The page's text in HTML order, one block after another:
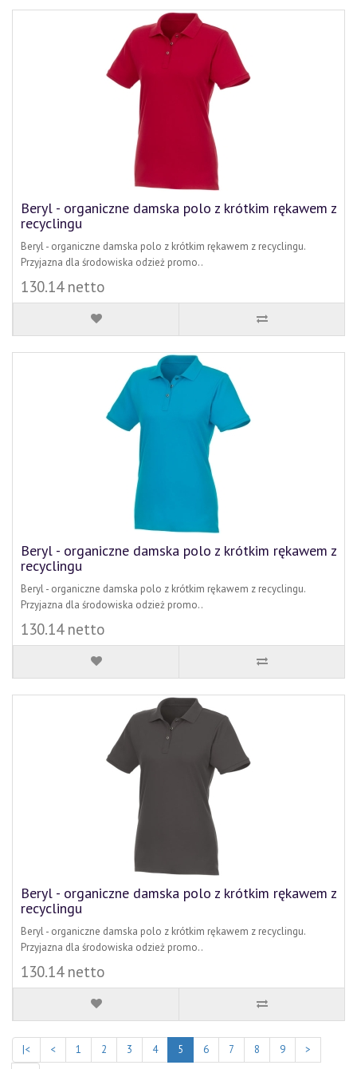
Beryl - organiczne damska polo z krótkim rękawem z
recyclingu
Beryl - organiczne damska polo z krótkim rękawem z recyclingu.
Przyjazna dla środowiska odzież promo..
130.14 netto
Beryl - organiczne damska polo z krótkim rękawem z
recyclingu
Beryl - organiczne damska polo z krótkim rękawem z recyclingu.
Przyjazna dla środowiska odzież promo..
130.14 netto
Beryl - organiczne damska polo z krótkim rękawem z
recyclingu
Beryl - organiczne damska polo z krótkim rękawem z recyclingu.
Przyjazna dla środowiska odzież promo..
130.14 netto
|< < 1 2 3 4 5 6 7 8 9
>